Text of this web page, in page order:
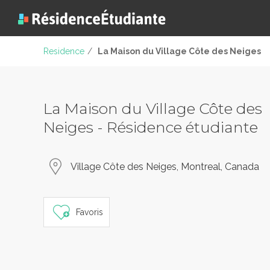
Residence / La Maison du Village Côte des Neiges
La Maison du Village Côte des
Neiges - Résidence étudiante
Village Côte des Neiges, Montreal, Canada
Favoris